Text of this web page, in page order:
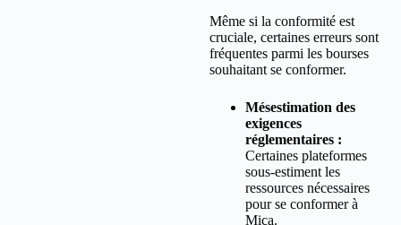
Même si la conformité est
cruciale, certaines erreurs sont
fréquentes parmi les bourses
souhaitant se conformer.
Mésestimation des
exigences
réglementaires :
Certaines plateformes
sous-estiment les
ressources nécessaires
pour se conformer à
Mica.